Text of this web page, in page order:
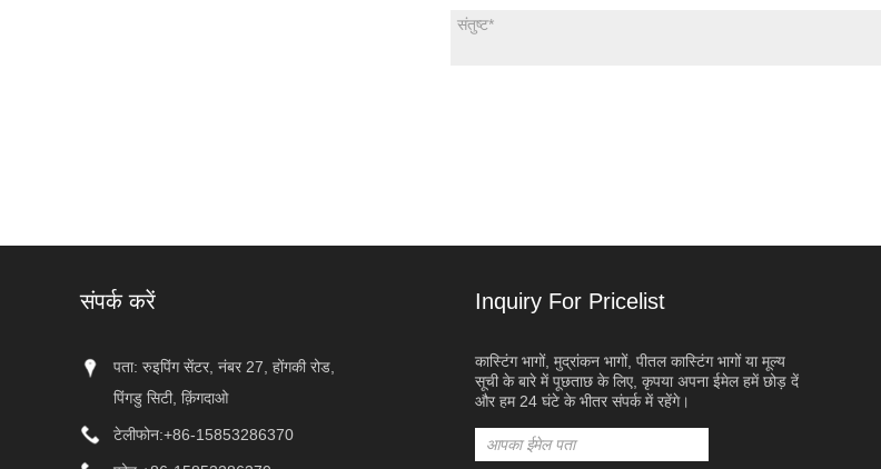
संपर्क करें
पता: रुइपिंग सेंटर, नंबर 27, होंगकी रोड,
पिंगडु सिटी, क़िंगदाओ
टेलीफोन:+86-15853286370
Inquiry For Pricelist
कास्टिंग भागों, मुद्रांकन भागों, पीतल कास्टिंग भागों या मूल्य
सूची के बारे में पूछताछ के लिए, कृपया अपना ईमेल हमें छोड़ दें
और हम 24 घंटे के भीतर संपर्क में रहेंगे।
उच्च प्रदर्शन एल्यूमिनियम यातायात ब्रैकेट
2024/09/23
विश्वसनीय और टिकाऊ यातायात बुनियादी ढांचे की बढ़ती मांग के
जवाब में, क़िंगदाओ हाओझीफ़ेंग मशीनरी कंपनी लिमिटेड ने उच्च
प्रदर्शन एल्यूमीनियम ट्रैफ़िक ब्रैकेट की एक नई लाइन पेश की है।
ये ब्रैकेट आधुनिक यातायात प्रबंधन प्रणालियों की कठोर आवश्यकताओं को पूरा करने के लिए